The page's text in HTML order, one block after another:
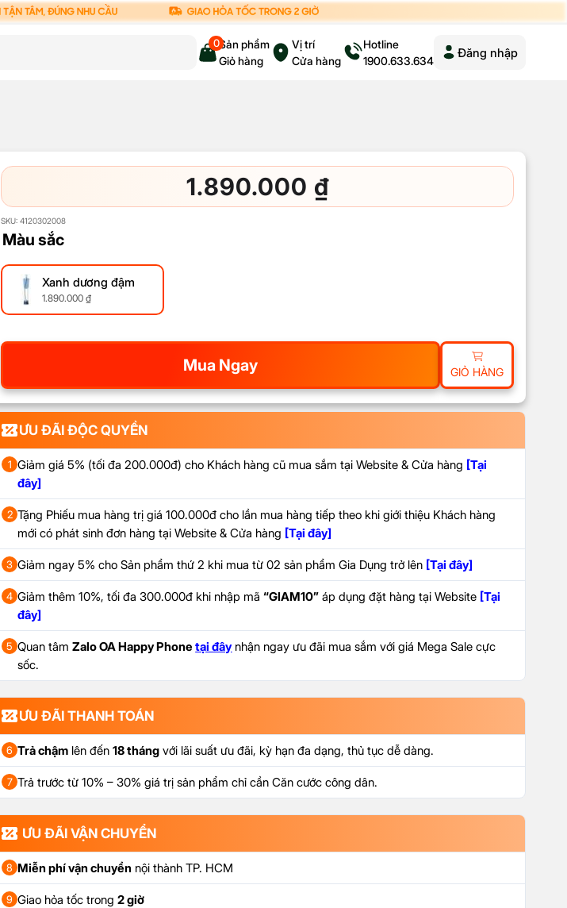
0Sản phẩm
Giỏ hàng
Vị trí
Cửa hàng
Hotline
1900.633.634
Đăng nhập
1.890.000 ₫
SKU:4120302008
Màu sắc
Xanh dương đậm
1.890.000₫
Mua Ngay GIỎ HÀNG
ƯU ĐÃI ĐỘC QUYỀN
1 Giảm giá 5% (tối đa 200.000đ) cho Khách hàng cũ mua sắm tại Website & Cửa hàng [Tại
đây]
2 Tặng Phiếu mua hàng trị giá 100.000đ cho lần mua hàng tiếp theo khi giới thiệu Khách hàng
mới có phát sinh đơn hàng tại Website & Cửa hàng [Tại đây]
3 Giảm ngay 5% cho Sản phẩm thứ 2 khi mua từ 02 sản phẩm Gia Dụng trở lên [Tại đây]
4 Giảm thêm 10%, tối đa 300.000đ khi nhập mã“GIAM10” áp dụng đặt hàng tại Website [Tại
đây]
5 Quan tâmZalo OA Happy Phonetại đâynhận ngay ưu đãi mua sắm với giá Mega Sale cực
sốc.
ƯU ĐÃI THANH TOÁN
6 Trả chậm lên đến18 tháng với lãi suất ưu đãi, kỳ hạn đa dạng, thủ tục dễ dàng.
7 Trả trước từ 10% – 30% giá trị sản phẩm chỉ cần Căn cước công dân.
ƯU ĐÃI VẬN CHUYỂN
8 Miễn phí vận chuyển nội thành TP. HCM
9 Giao hỏa tốc trong2 giờ